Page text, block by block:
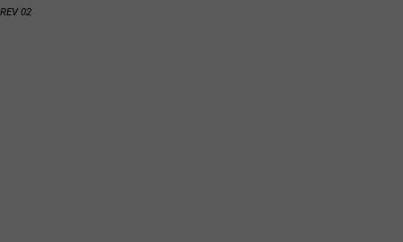
REV 02